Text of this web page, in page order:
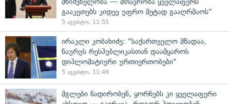
გააკეთებს კიდევ უფრო მეტად გააღრმაოს"
5 აგვისტო, 11:55
ირაკლი კობახიძე: "საქართველო მზადაა,
ნაურუს რესპუბლიკასთან დაამყაროს
დიპლომატიური ურთიერთობები"
5 აგვისტო, 11:49
მგლები ნადირობენ, ყორნებს კი ყველაფერი